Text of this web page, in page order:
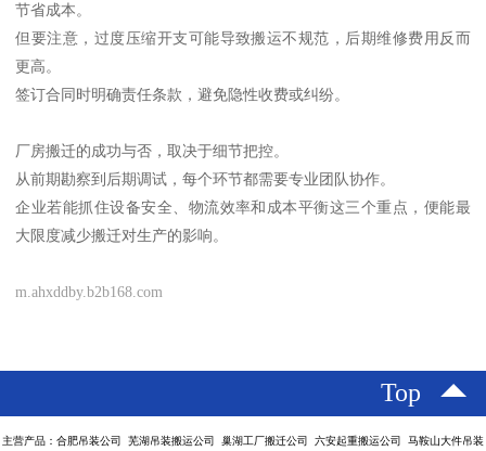
节省成本。
但要注意，过度压缩开支可能导致搬运不规范，后期维修费用反而
更高。
签订合同时明确责任条款，避免隐性收费或纠纷。
厂房搬迁的成功与否，取决于细节把控。
从前期勘察到后期调试，每个环节都需要专业团队协作。
企业若能抓住设备安全、物流效率和成本平衡这三个重点，便能最
大限度减少搬迁对生产的影响。
m.ahxddby.b2b168.com
Top
主营产品：合肥吊装公司 芜湖吊装搬运公司 巢湖工厂搬迁公司 六安起重搬运公司 马鞍山大件吊装